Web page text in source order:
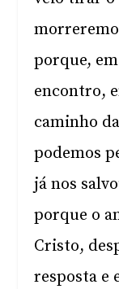
porque,
encontro,
caminho
podemos
já nos
porque o
Cristo,
resposta e